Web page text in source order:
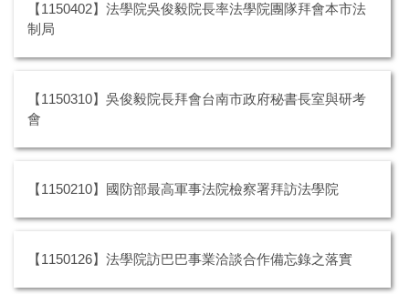
【1150402】法學院吳俊毅院長率法學院團隊拜會本市法
制局
【1150310】吳俊毅院長拜會台南市政府秘書長室與研考
會
【1150210】國防部最高軍事法院檢察署拜訪法學院
【1150126】法學院訪巴巴事業洽談合作備忘錄之落實